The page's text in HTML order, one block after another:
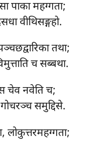
पाका महग्गता;
वीथिसङ्गहो.
तथा;
च सब्बथा.
चेव नवेति च;
समुद्दिसे.
लोकुत्तरमहग्गता;